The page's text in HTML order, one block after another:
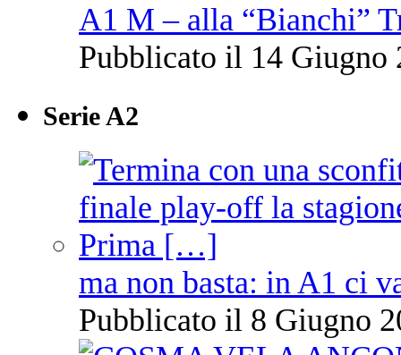
A1 M – alla “Bianchi”
Pubblicato il 14 Giugno
Serie A2
ma non basta: in A1 ci
Pubblicato il 8 Giugno